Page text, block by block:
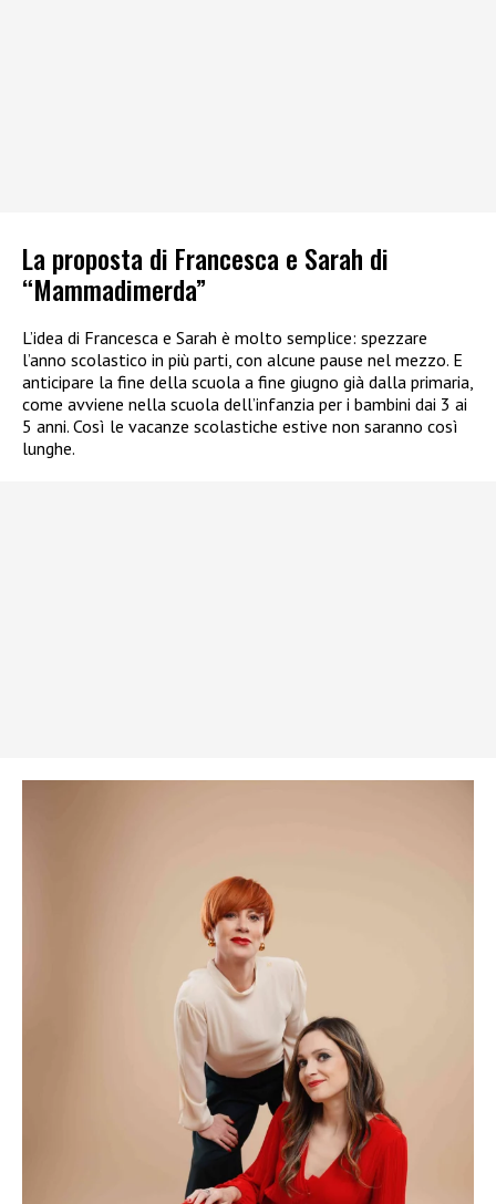
La proposta di Francesca e Sarah di
“Mammadimerda”
L’idea di Francesca e Sarah è molto semplice: spezzare
l’anno scolastico in più parti, con alcune pause nel mezzo. E
anticipare la fine della scuola a fine giugno già dalla primaria,
come avviene nella scuola dell’infanzia per i bambini dai 3 ai
5 anni. Così le vacanze scolastiche estive non saranno così
lunghe.